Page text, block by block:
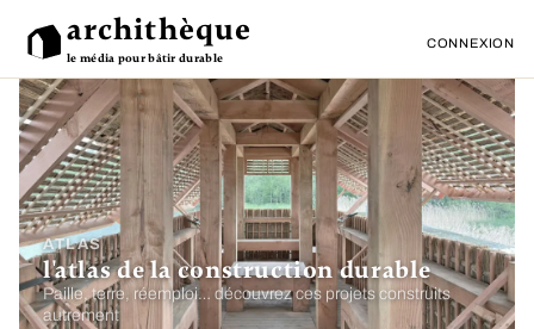
archithèque
le média pour bâtir durable
CONNEXION
ATLAS
l'atlas de la construction durable
Paille, terre, réemploi… découvrez ces projets construits
autrement